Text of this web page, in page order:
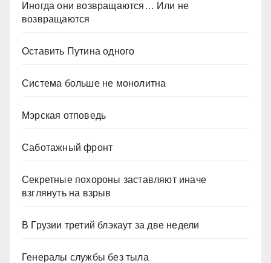
Иногда они возвращаются… Или не
возвращаются
Оставить Путина одного
Система больше не монолитна
Мэрская отповедь
Саботажный фронт
Секретные похороны заставляют иначе
взглянуть на взрыв
В Грузии третий блэкаут за две недели
Генералы службы без тыла